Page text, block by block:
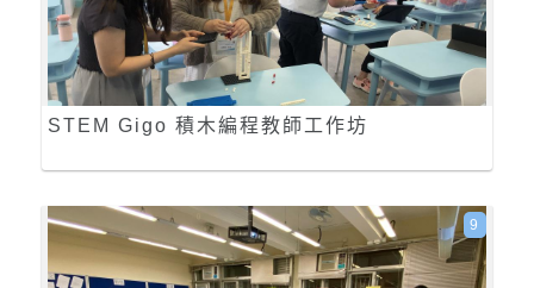
STEM Gigo 積木編程教師工作坊
9